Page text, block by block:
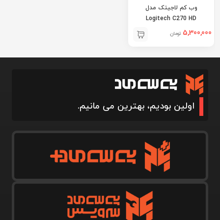
وب کم لاجیتک مدل
Logitech C270 HD
5,300,000 تومان
اولین بودیم، بهترین می مانیم.